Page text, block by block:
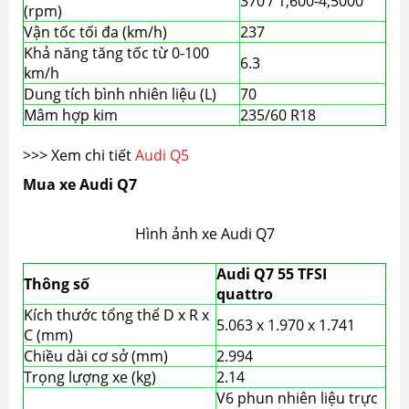
(rpm)
Vận tốc tối đa (km/h)
237
Khả năng tăng tốc từ 0-100
km/h
6.3
Dung tích bình nhiên liệu (L)
70
Mâm hợp kim
235/60 R18
>>> Xem chi tiếtAudi Q5
Mua xe Audi Q7
Hình ảnh xe Audi Q7
Thông số
Audi Q7 55 TFSI
quattro
Kích thước tổng thể D x R x
C (mm)
5.063 x 1.970 x 1.741
Chiều dài cơ sở (mm)
2.994
Trọng lượng xe (kg)
2.14
V6 phun nhiên liệu trực